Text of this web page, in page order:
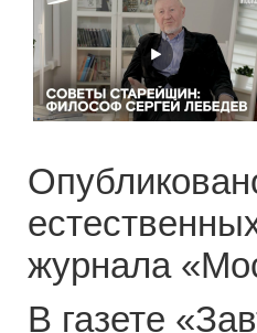
журнала
В газете